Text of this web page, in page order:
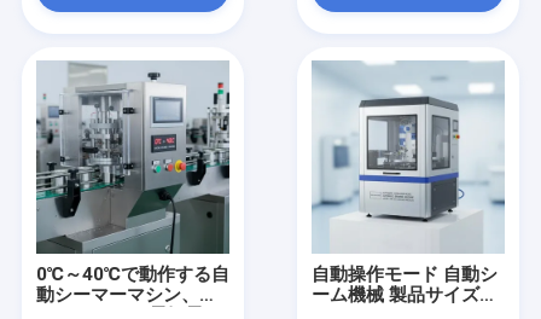
0℃～40℃で動作する自
動シーマーマシン、
自動操作モード 自動シ
ーム機械 製品サイズ